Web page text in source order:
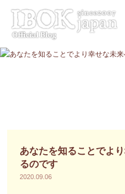
ツ
あなたを知ることでよ
るのです
2020.09.06